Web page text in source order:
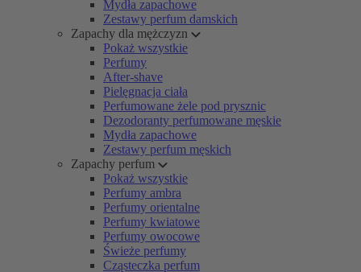
Mydła zapachowe
Zestawy perfum damskich
Zapachy dla mężczyzn
Pokaż wszystkie
Perfumy
After-shave
Pielęgnacja ciała
Perfumowane żele pod prysznic
Dezodoranty perfumowane męskie
Mydła zapachowe
Zestawy perfum męskich
Zapachy perfum
Pokaż wszystkie
Perfumy ambra
Perfumy orientalne
Perfumy kwiatowe
Perfumy owocowe
Świeże perfumy
Cząsteczka perfum